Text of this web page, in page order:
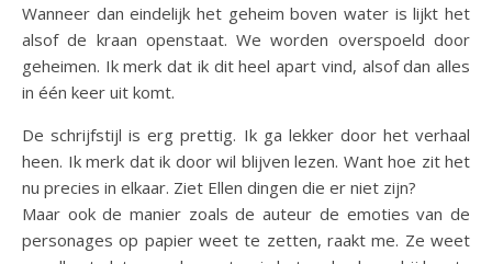
Wanneer dan eindelijk het geheim boven water is lijkt het
alsof de kraan openstaat. We worden overspoeld door
geheimen. Ik merk dat ik dit heel apart vind, alsof dan alles
in één keer uit komt.
De schrijfstijl is erg prettig. Ik ga lekker door het verhaal
heen. Ik merk dat ik door wil blijven lezen. Want hoe zit het
nu precies in elkaar. Ziet Ellen dingen die er niet zijn?
Maar ook de manier zoals de auteur de emoties van de
personages op papier weet te zetten, raakt me. Ze weet